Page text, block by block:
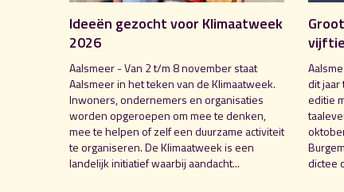
Ideeën gezocht voor Klimaatweek
2026
Aalsmeer - Van 2 t/m 8 november staat
Aalsmeer in het teken van de Klimaatweek.
Inwoners, ondernemers en organisaties
worden opgeroepen om mee te denken,
mee te helpen of zelf een duurzame activiteit
te organiseren. De Klimaatweek is een
landelijk initiatief waarbij aandacht...
dit
editie
dictee